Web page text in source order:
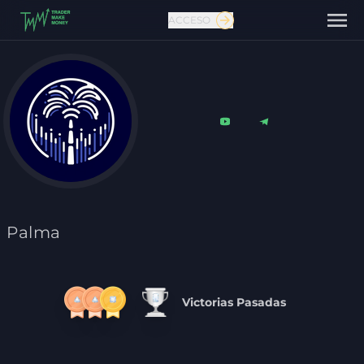
Contáctanos
ACCESO
Palma
Victorias Pasadas